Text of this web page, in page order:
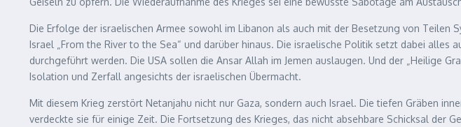
Die Erfolge der israelischen Armee sowohl im Libanon als auch mit der Besetzung von
Israel „From the River to the Sea“ und darüber hinaus. Die israelische Politik setzt dabei
durchgeführt werden. Die USA sollen die Ansar Allah im Jemen auslaugen. Und der „Heilige
Isolation und Zerfall angesichts der israelischen Übermacht.
Mit diesem Krieg zerstört Netanjahu nicht nur Gaza, sondern auch Israel. Die tiefen Gräben
verdeckte sie für einige Zeit. Die Fortsetzung des Krieges, das nicht absehbare Schicksal der